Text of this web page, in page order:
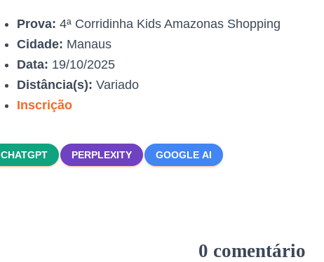
Prova: 4ª Corridinha Kids Amazonas Shopping
Cidade: Manaus
Data: 19/10/2025
Distância(s): Variado
Inscrição
CHATGPT PERPLEXITY GOOGLE AI
0 comentário